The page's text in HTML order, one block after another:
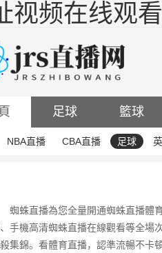
视频在线观
足球 籃球
NBA直播 CBA直播 足球
蜘蛛直播為您全量開通蜘蛛直播體
手機高清蜘蛛直播在線觀看等全場
集錦。看體育直播，認準流暢不卡